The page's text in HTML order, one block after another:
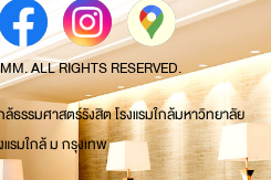
ALL RIGHTS RESERVED.
ธรรมศาสตร์รังสิต โรงแรมใกล้มหาวิทยาลัย
แรมใกล้ ม กรุงเทพ